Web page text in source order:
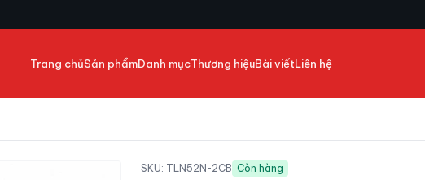
Trang chủSản phẩmDanh mụcThương hiệuBài viếtLiên hệ
SKU: TLN52N-2CB Còn hàng